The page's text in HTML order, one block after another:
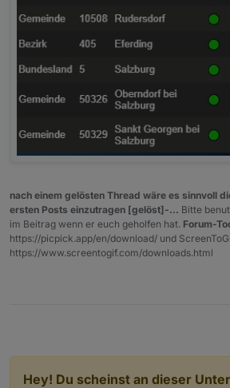
nach einem gelösten Thread wäre es sinnvoll
ersten Posts einzutragen [gelöst]-... Bitte
im Beitrag wenn er euch geholfen hat. Forum-
https://picpick.app/en/download/ und
https://www.screentogif.com/downloads.html
Hey! Du scheinst an dieser